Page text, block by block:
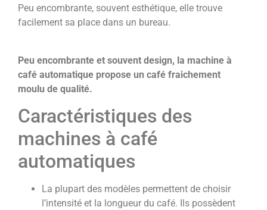
Peu encombrante, souvent esthétique, elle trouve
facilement sa place dans un bureau.
Peu encombrante et souvent design, la machine à
café automatique propose un café fraichement
moulu de qualité.
Caractéristiques des
machines à café
automatiques
La plupart des modèles permettent de choisir
l’intensité et la longueur du café. Ils possèdent